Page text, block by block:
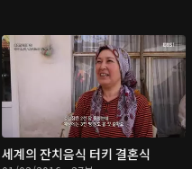
세계의 잔치음식 터키 결혼식